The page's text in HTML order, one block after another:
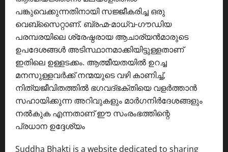
പങ്കുവെക്കുന്നതിനായി സജ്ജീകരിച്ച ഒരു
വെബ്സൈറ്റാണ്. ബ്രഹ്മ-മാധ്വ-ഗൗഡിയ
പരമ്പരയിലെ ശ്രേഷ്ഠരായ ആചാര്യൻമാരുടെ
ഉപദേശങ്ങൾ അടിസ്ഥാനമാക്കിയിട്ടുള്ളതാണ്
ഇതിലെ ഉള്ളടക്കം. ആത്മീയതയിൽ ഉറച്ച
മനസുള്ളവർക്ക് നന്മയുടെ വഴി കാണിച്ച്,
നിത്യജീവിതത്തിൽ ഭഗവദ്ഭക്തിയെ വളർത്താൻ
സഹായിക്കുന്ന അറിവുകളും മാർഗനിർദേശങ്ങളും
നൽകുക എന്നതാണ് ഈ സംരംഭത്തിന്റെ
പ്രധാന ഉദ്ദേശ്യം
Suddha Bhakti is a website dedicated to sharing